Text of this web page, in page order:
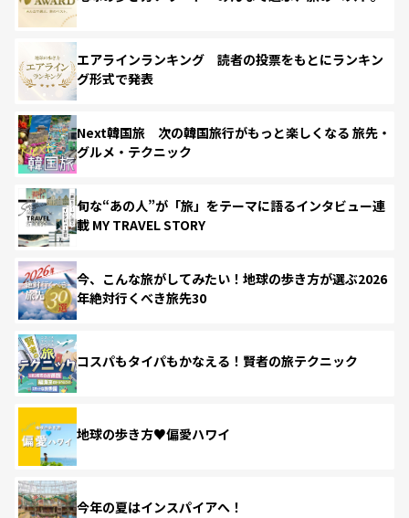
エアラインランキング 読者の投票をもとにランキン
グ形式で発表
Next韓国旅 次の韓国旅行がもっと楽しくなる 旅先・
グルメ・テクニック
旬な“あの人”が「旅」をテーマに語るインタビュー連
載 MY TRAVEL STORY
今、こんな旅がしてみたい！地球の歩き方が選ぶ2026
年絶対行くべき旅先30
コスパもタイパもかなえる！賢者の旅テクニック
地球の歩き方♥偏愛ハワイ
今年の夏はインスパイアへ！